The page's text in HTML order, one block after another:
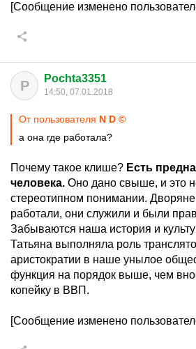
[Сообщение изменено
P Pochta3351
14:50, 07.01.2018
От пользователя N D ©
а она где работала?
Почему такое клише? Есть
человека. Оно дано свыше, и это
стереотипном понимании. Дворяне
работали, они служили и были
Забываются наша история и
Татьяна выполняла роль
аристократии в наше унылое
функция на порядок выше, чем
копейку в ВВП.
[Сообщение изменено